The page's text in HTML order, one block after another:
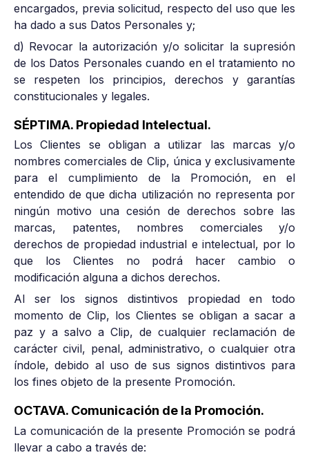
encargados, previa solicitud, respecto del uso que les
ha dado a sus Datos Personales y;
d) Revocar la autorización y/o solicitar la supresión
de los Datos Personales cuando en el tratamiento no
se respeten los principios, derechos y garantías
constitucionales y legales.
SÉPTIMA. Propiedad Intelectual.
Los Clientes se obligan a utilizar las marcas y/o
nombres comerciales de Clip, única y exclusivamente
para el cumplimiento de la Promoción, en el
entendido de que dicha utilización no representa por
ningún motivo una cesión de derechos sobre las
marcas, patentes, nombres comerciales y/o
derechos de propiedad industrial e intelectual, por lo
que los Clientes no podrá hacer cambio o
modificación alguna a dichos derechos.
Al ser los signos distintivos propiedad en todo
momento de Clip, los Clientes se obligan a sacar a
paz y a salvo a Clip, de cualquier reclamación de
carácter civil, penal, administrativo, o cualquier otra
índole, debido al uso de sus signos distintivos para
los fines objeto de la presente Promoción.
OCTAVA. Comunicación de la Promoción.
La comunicación de la presente Promoción se podrá
llevar a cabo a través de: